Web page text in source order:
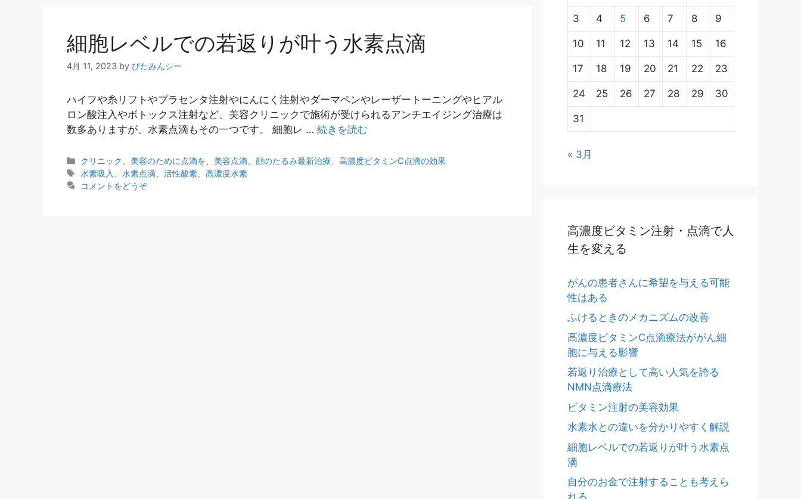
細胞レベルでの若返りが叶う水素点滴
4月 11, 2023 by びたみんシー
ハイフや糸リフトやプラセンタ注射やにんにく注射やダーマペンやレーザートーニングやヒアル
ロン酸注入やボトックス注射など、美容クリニックで施術が受けられるアンチエイジング治療は
数多ありますが、水素点滴もその一つです。 細胞レ … 続きを読む
カ
テ
ゴ
クリニック 美容のために点滴を 美容点滴 顔のたるみ最新治療 、高濃度ビタミンC点滴の効果
タ
グ
水素吸入 、水素点滴 、活性酸素 、高濃度水素
コメントをどうぞ
3 4 5 6 7 8 9
10 11 12 13 14 15 16
17 18 19 20 21 22 23
24 25 26 27 28 29 30
31
« 3月
高濃度ビタミン注射・点滴で人
生を変える
がんの患者さんに希望を与える可能
性はある
ふけるときのメカニズムの改善
高濃度ビタミンC点滴療法ががん細
胞に与える影響
若返り治療として高い人気を誇る
NMN点滴療法
ビタミン注射の美容効果
水素水との違いを分かりやすく解説
細胞レベルでの若返りが叶う水素点
滴
自分のお金で注射することも考えら
れる